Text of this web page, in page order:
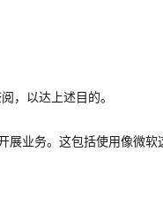
，以达上述目的。
业务。这包括使用像微软